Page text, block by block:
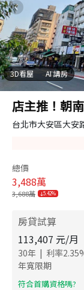
3D看屋 AI 講房
店主推！朝
台北市大安區大安
總價
3,488萬
3,688萬 5.42%
房貸試算
113,407 元/月
30年 | 利率2.35
年寬限期
​符合首購資格嗎?